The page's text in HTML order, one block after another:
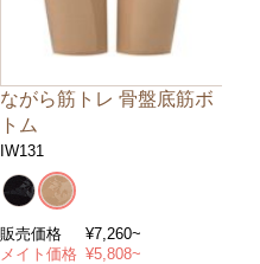
ながら筋トレ 骨盤底筋ボ
トム
IW131
販売価格
¥7,260~
メイト価格 ¥5,808~